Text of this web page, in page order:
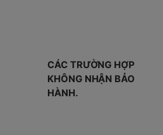
CÁC TRƯỜNG HỢP
KHÔNG NHẬN BẢO
HÀNH.